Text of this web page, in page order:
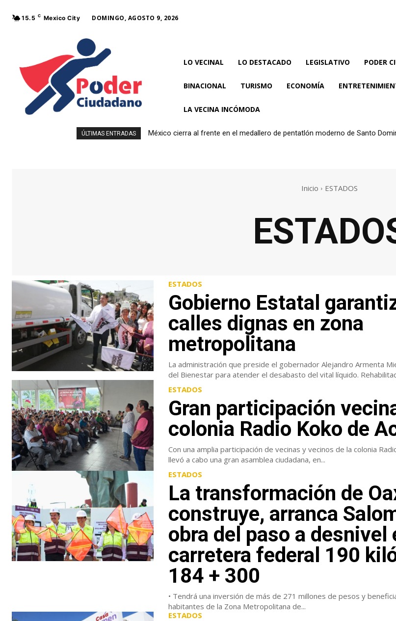
15.5 C Mexico City DOMINGO, AGOSTO 9, 2026
LO VECINAL LO DESTACADO LEGISLATIVO PODER
BINACIONAL TURISMO ECONOMÍA
LA VECINA INCÓMODA
ÚLTIMAS ENTRADAS México cierra al frente en el medallero de pentatlón moderno de Santo
Inicio ESTADOS
ESTADOS
Gobierno Estatal
calles dignas en zona
metropolitana
La administración que preside el gobernador Alejandro Armenta
del Bienestar para atender el desabasto del vital
ESTADOS
Gran participación
colonia Radio Koko de
Con una amplia participación de vecinas y vecinos de la colonia
llevó a cabo una gran asamblea ciudadana, en...
ESTADOS
La transformación de
construye, arranca
obra del paso a desnivel
carretera federal 190
184 + 300
• Tendrá una inversión de más de 271 millones de pesos y
habitantes de la Zona Metropolitana de...
ESTADOS